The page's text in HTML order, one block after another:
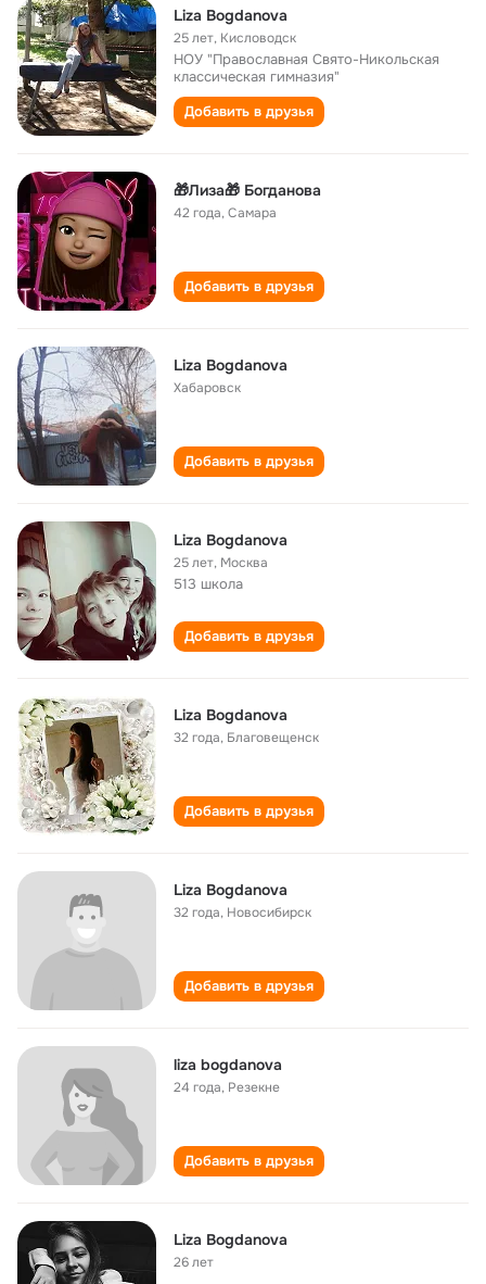
Liza Bogdanova
25 лет, Кисловодск
НОУ "Православная Свято-Никольская
классическая гимназия"
Добавить в друзья
🎁Лиза🎁 Богданова
42 года,Самара
Добавить в друзья
Liza Bogdanova
Хабаровск
Добавить в друзья
Liza Bogdanova
25 лет, Москва
513 школа
Добавить в друзья
Liza Bogdanova
32 года, Благовещенск
Добавить в друзья
Liza Bogdanova
32 года, Новосибирск
Добавить в друзья
liza bogdanova
24 года, Резекне
Добавить в друзья
Liza Bogdanova
26 лет